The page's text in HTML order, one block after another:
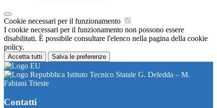
Cookie necessari per il funzionamento
I cookie necessari per il funzionamento non possono essere
disabilitati. È possibile consultare l'elenco nella pagina della cookie
policy.
Accetta tutti Salva le preferenze
Istituto Tecnico Statale G. Deledda – M.
Fabiani Trieste
Contatti